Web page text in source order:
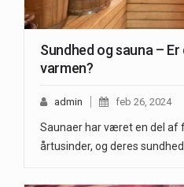
Sundhed og sauna –
varmen?
admin feb 26, 2024
Saunaer har været en del af
årtusinder, og deres